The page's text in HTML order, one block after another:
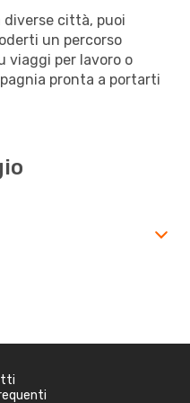
città, puoi
un percorso
viaggi per lavoro o
pronta a portarti